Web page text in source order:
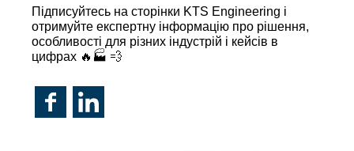
Підписуйтесь на сторінки KTS Engineering і
отримуйте експертну інформацію про рішення,
особливості для різних індустрій і кейсів в
цифрах 🔥🏭 💨